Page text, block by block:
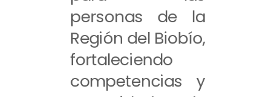
personas de la
Región del Biobío,
fortaleciendo
competencias y